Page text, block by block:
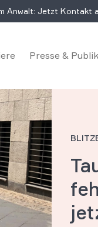
Anwalt: Jetzt Kontakt
Presse &